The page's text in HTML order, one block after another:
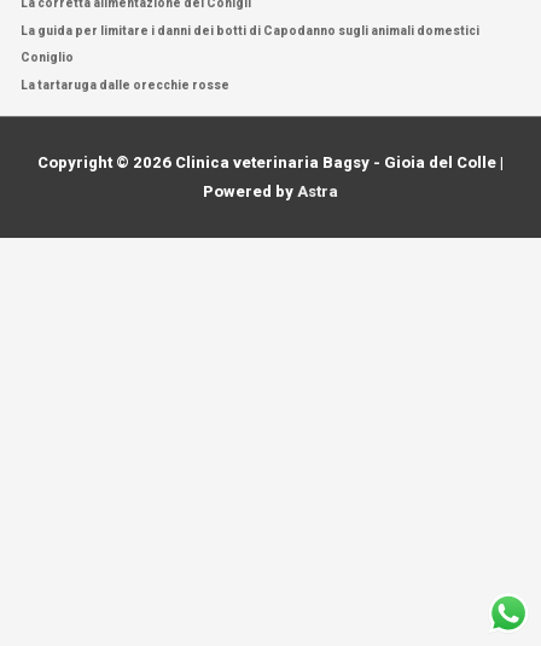
La corretta alimentazione dei Conigli
La guida per limitare i danni dei botti di Capodanno sugli animali domestici
Coniglio
La tartaruga dalle orecchie rosse
Copyright © 2026 Clinica veterinaria Bagsy - Gioia del Colle |
Powered by Astra